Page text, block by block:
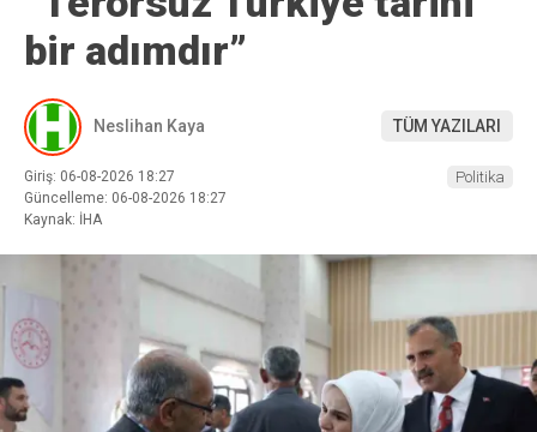
bir adımdır”
Neslihan Kaya TÜM YAZILARI
Giriş: 06-08-2026 18:27
Güncelleme: 06-08-2026 18:27
Kaynak: İHA
Politika